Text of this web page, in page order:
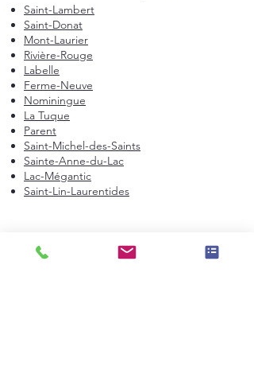
Saint-Lambert
Saint-Donat
Mont-Laurier
Rivière-Rouge
Labelle
Ferme-Neuve
Nominingue
La Tuque
Parent
Saint-Michel-des-Saints
Sainte-Anne-du-Lac
Lac-Mégantic
Saint-Lin-Laurentides